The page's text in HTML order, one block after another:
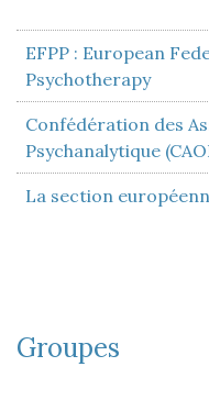
EFPP : European
Psychotherapy
Confédération des
Psychanalytique
La section
Groupes